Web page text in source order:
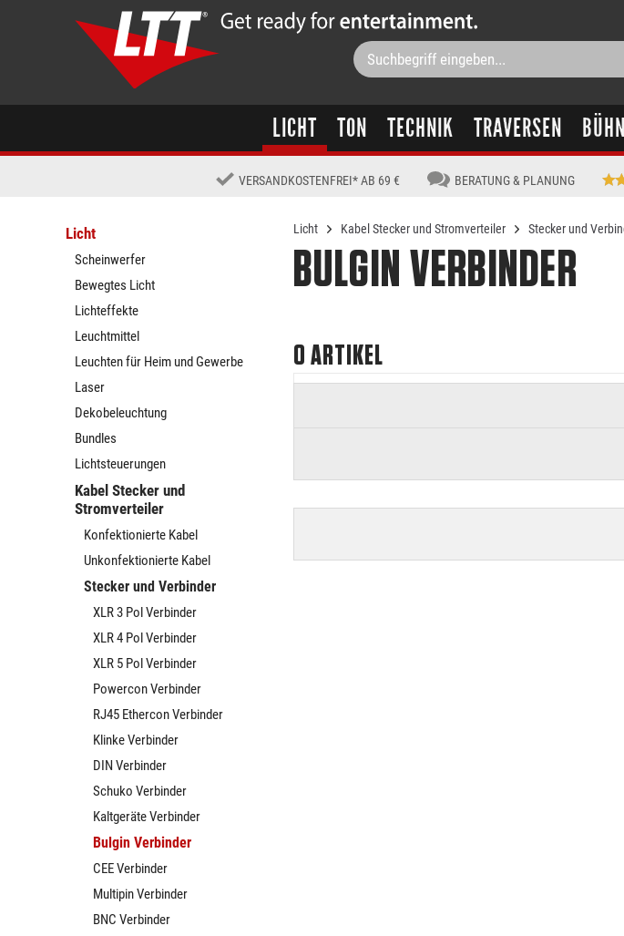
LICHT TON TECHNIK TRAVERSEN
VERSANDKOSTENFREI* AB 69 € BERATUNG & PLANUNG
Licht
Scheinwerfer
Bewegtes Licht
Lichteffekte
Leuchtmittel
Leuchten für Heim und Gewerbe
Laser
Dekobeleuchtung
Bundles
Lichtsteuerungen
Kabel Stecker und
Stromverteiler
Konfektionierte Kabel
Unkonfektionierte Kabel
Stecker und Verbinder
XLR 3 Pol Verbinder
XLR 4 Pol Verbinder
XLR 5 Pol Verbinder
Powercon Verbinder
RJ45 Ethercon Verbinder
Klinke Verbinder
DIN Verbinder
Schuko Verbinder
Kaltgeräte Verbinder
Bulgin Verbinder
CEE Verbinder
Multipin Verbinder
BNC Verbinder
Licht Kabel Stecker und Stromverteiler Stecker und
BULGIN VERBINDER
0 ARTIKEL